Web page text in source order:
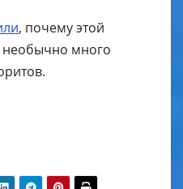
, почему этой
много